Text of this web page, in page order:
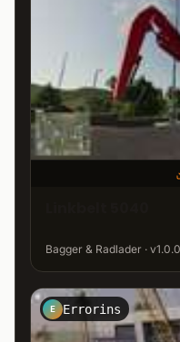
Bagger & Radlader ·
E Errorins